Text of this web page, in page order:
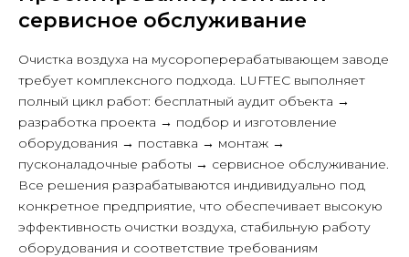
сервисное обслуживание
Очистка воздуха на мусороперерабатывающем заводе
требует комплексного подхода. LUFTEC выполняет
полный цикл работ: бесплатный аудит объекта →
разработка проекта → подбор и изготовление
оборудования → поставка → монтаж →
пусконаладочные работы → сервисное обслуживание.
Все решения разрабатываются индивидуально под
конкретное предприятие, что обеспечивает высокую
эффективность очистки воздуха, стабильную работу
оборудования и соответствие требованиям
+7 495 225 50 45
ул., д. 1, этаж 6, помещение А612
info@luftec.ru